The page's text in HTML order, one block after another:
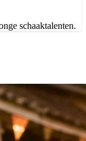
schaaktalenten.